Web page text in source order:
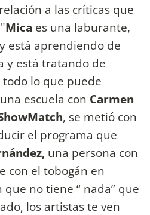
a las críticas que
Mica es una laburante,
está aprendiendo de
y está tratando de
lo que puede
escuela con Carmen
, se metió con
el programa que
una persona con
con el tobogán en
no tiene “ nada” que
los artistas te ven